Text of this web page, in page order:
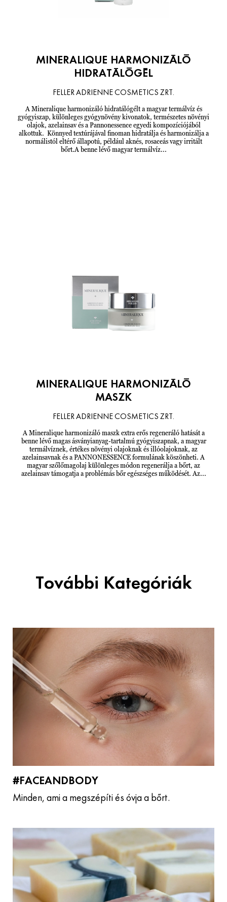
MINERALIQUE HARMONIZÁLÓ
HIDRATÁLÓGÉL
FELLER ADRIENNE COSMETICS ZRT.
A Mineralique harmonizáló hidratálógélt a magyar termálvíz és
gyógyiszap, különleges gyógynövény kivonatok, természetes növényi
olajok, azelainsav és a Pannonessence egyedi kompozíciójából
alkottuk. Könnyed textúrájával finoman hidratálja és harmonizálja a
normálistól eltérő állapotú, például aknés, rosaceás vagy irritált
bőrt.A benne lévő magyar termálvíz...
MINERALIQUE HARMONIZÁLÓ
MASZK
FELLER ADRIENNE COSMETICS ZRT.
A Mineralique harmonizáló maszk extra erős regeneráló hatását a
benne lévő magas ásványianyag-tartalmú gyógyiszapnak, a magyar
termálvíznek, értékes növényi olajoknak és illóolajoknak, az
azelainsavnak és a PANNONESSENCE formulának köszönheti. A
magyar szőlőmagolaj különleges módon regenerálja a bőrt, az
azelainsav támogatja a problémás bőr egészséges működését. Az...
További Kategóriák
#FACEANDBODY
Minden, ami a megszépíti és óvja a bőrt.